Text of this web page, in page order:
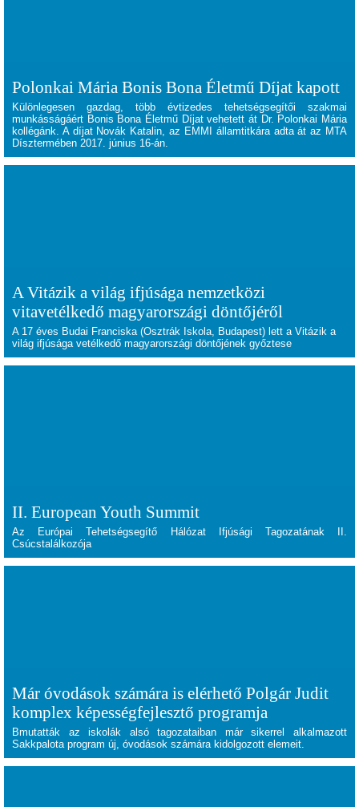
Polonkai Mária Bonis Bona Életmű Díjat kapott
Különlegesen gazdag, több évtizedes tehetségsegítői szakmai
munkásságáért Bonis Bona Életmű Díjat vehetett át Dr. Polonkai Mária
kollégánk. A díjat Novák Katalin, az EMMI államtitkára adta át az MTA
Dísztermében 2017. június 16-án.
A Vitázik a világ ifjúsága nemzetközi
vitavetélkedő magyarországi döntőjéről
A 17 éves Budai Franciska (Osztrák Iskola, Budapest) lett a Vitázik a
világ ifjúsága vetélkedő magyarországi döntőjének győztese
II. European Youth Summit
Az Európai Tehetségsegítő Hálózat Ifjúsági Tagozatának II.
Csúcstalálkozója
Már óvodások számára is elérhető Polgár Judit
komplex képességfejlesztő programja
Bmutatták az iskolák alsó tagozataiban már sikerrel alkalmazott
Sakkpalota program új, óvodások számára kidolgozott elemeit.